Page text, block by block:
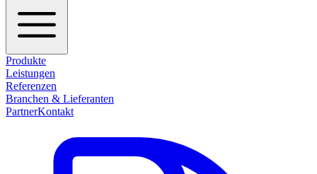
Produkte
Leistungen
Referenzen
Branchen & Lieferanten
PartnerKontakt